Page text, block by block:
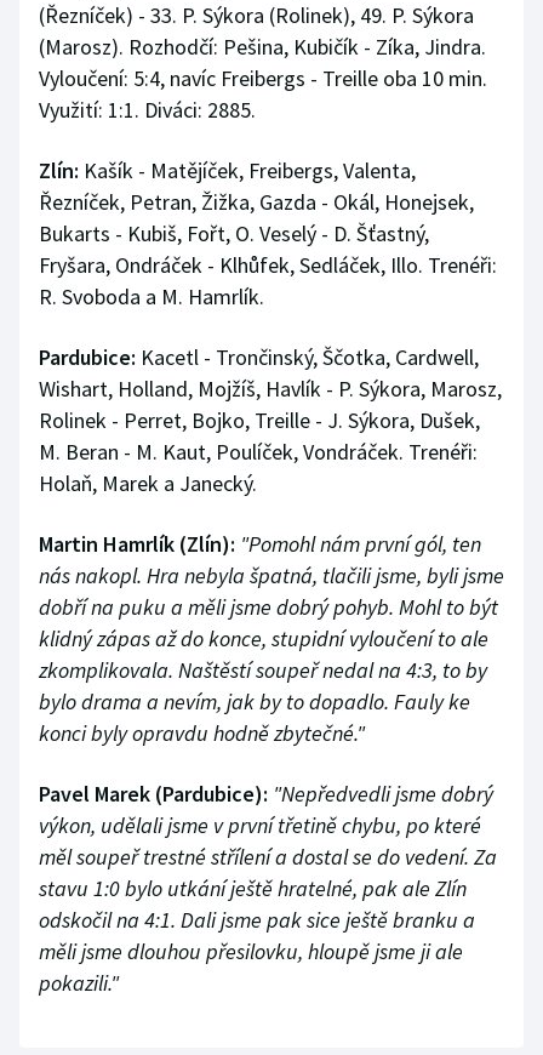
(Řezníček) - 33. P. Sýkora (Rolinek), 49. P. Sýkora
(Marosz). Rozhodčí: Pešina, Kubičík - Zíka, Jindra.
Vyloučení: 5:4, navíc Freibergs - Treille oba 10 min.
Využití: 1:1. Diváci: 2885.
Zlín: Kašík - Matějíček, Freibergs, Valenta,
Řezníček, Petran, Žižka, Gazda - Okál, Honejsek,
Bukarts - Kubiš, Fořt, O. Veselý - D. Šťastný,
Fryšara, Ondráček - Klhůfek, Sedláček, Illo. Trenéři:
R. Svoboda a M. Hamrlík.
Pardubice: Kacetl - Trončinský, Ščotka, Cardwell,
Wishart, Holland, Mojžíš, Havlík - P. Sýkora, Marosz,
Rolinek - Perret, Bojko, Treille - J. Sýkora, Dušek,
M. Beran - M. Kaut, Poulíček, Vondráček. Trenéři:
Holaň, Marek a Janecký.
Martin Hamrlík (Zlín): "Pomohl nám první gól, ten
nás nakopl. Hra nebyla špatná, tlačili jsme, byli jsme
dobří na puku a měli jsme dobrý pohyb. Mohl to být
klidný zápas až do konce, stupidní vyloučení to ale
zkomplikovala. Naštěstí soupeř nedal na 4:3, to by
bylo drama a nevím, jak by to dopadlo. Fauly ke
konci byly opravdu hodně zbytečné."
Pavel Marek (Pardubice): "Nepředvedli jsme dobrý
výkon, udělali jsme v první třetině chybu, po které
měl soupeř trestné střílení a dostal se do vedení. Za
stavu 1:0 bylo utkání ještě hratelné, pak ale Zlín
odskočil na 4:1. Dali jsme pak sice ještě branku a
měli jsme dlouhou přesilovku, hloupě jsme ji ale
pokazili."